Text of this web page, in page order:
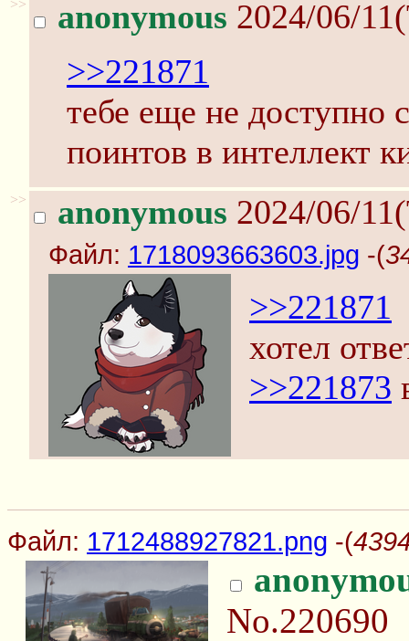
>> anonymous 2024/06/
>>221871
тебе еще не доступно
поинтов в интеллект
>> anonymous 2024/06/
Файл: 1718093663603.jpg -(
>>221871
хотел
>>221873
Файл: 1712488927821.png -(
No.220690